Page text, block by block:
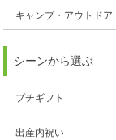
キャンプ・アウトドア
シーンから選ぶ
プチギフト
出産内祝い